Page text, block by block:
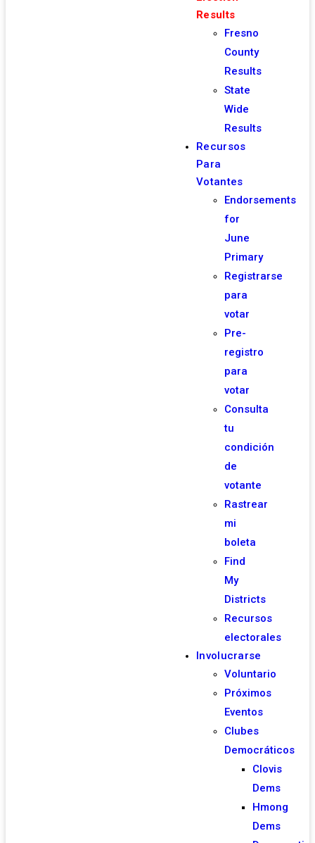
Results
Fresno
County
Results
State
Wide
Results
Recursos
Para
Votantes
Endorsements
for
June
Primary
Registrarse
para
votar
Pre-
registro
para
votar
Consulta
tu
condición
de
votante
Rastrear
mi
boleta
Find
My
Districts
Recursos
electorales
Involucrarse
Voluntario
Próximos
Eventos
Clubes
Democráticos
Clovis
Dems
Hmong
Dems